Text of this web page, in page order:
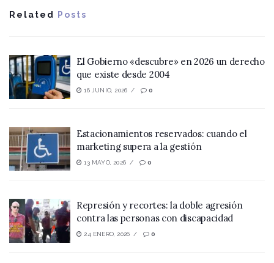
Related Posts
El Gobierno «descubre» en 2026 un derecho
que existe desde 2004
16 JUNIO, 2026 0
Estacionamientos reservados: cuando el
marketing supera a la gestión
13 MAYO, 2026 0
Represión y recortes: la doble agresión
contra las personas con discapacidad
24 ENERO, 2026 0